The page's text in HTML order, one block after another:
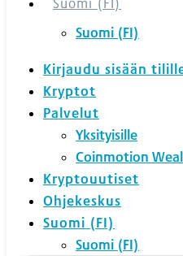
Suomi (FI)
Kirjaudu sisään
Kryptot
Palvelut
Yksityisille
Coinmotion
Kryptouutiset
Ohjekeskus
Suomi (FI)
Suomi (FI)